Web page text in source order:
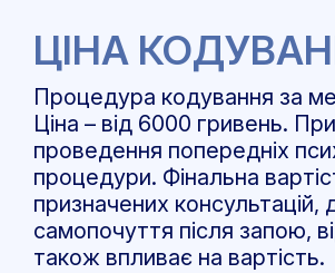
ЦІНА
Процедура кодування за
Ціна – від 6000 гривень.
проведення попередніх
процедури. Фінальна
призначених
самопочуття після запою,
також впливає на вартість.